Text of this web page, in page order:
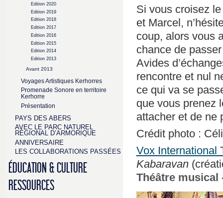
Edition 2020
Edition 2019
Edition 2018
Edition 2017
Edition 2016
Edition 2015
Edition 2014
Edition 2013
Avant 2013
Voyages Artistiques Kerhorres
Promenade Sonore en territoire
Kerhorre
Présentation
PAYS DES ABERS
AVEC LE PARC NATUREL
RÉGIONAL D’ARMORIQUE
ANNIVERSAIRE
LES COLLABORATIONS PASSÉES
ÉDUCATION & CULTURE
RESSOURCES
Si vous croisez
et Marcel,
coup, alors vous
chance de
Avides
rencontre et nul
ce qui va se
que vous prenez
attacher et de ne
Crédit photo :
Vox International
Kabaravan
Théâtre musical